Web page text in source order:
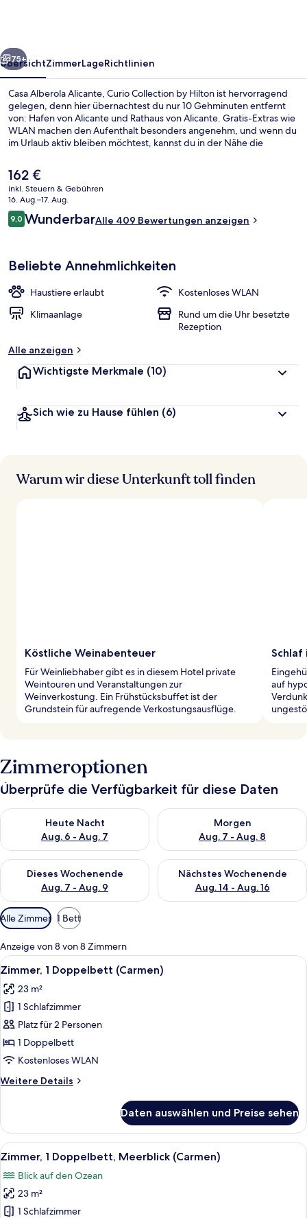
Hilton
Weiter
75+
ÜbersichtZimmerLageRichtlinien
Casa Alberola Alicante, Curio Collection by Hilton ist hervorragend
gelegen, denn hier übernachtest du nur 10 Gehminuten entfernt
von: Hafen von Alicante und Rathaus von Alicante. Gratis-Extras wie
WLAN machen den Aufenthalt besonders angenehm, und wenn du
im Urlaub aktiv bleiben möchtest, kannst du in der Nähe die
nutzen. Dieses Hotel im Art-déco-Stil ist außerdem höchstens 15
Gehminuten entfernt von: Kaufhaus El Corte Inglés und Postiguet-
Strand. Das hilfsbereite Personal und der allgemeine Zustand
erhalten tolle Bewertungen von anderen Reisenden.
Der
aktuelle
Preis
beträgt
162 €.
162 €
inkl. Steuern & Gebühren
16. Aug.–17. Aug.
Bewertungen
9,09,0 von 10.
WunderbarAlle 409 Bewertungen anzeigen
Beliebte Annehmlichkeiten
Haustiere erlaubt
Kostenloses WLAN
Klimaanlage
Rund um die Uhr besetzte
Rezeption
Alle anzeigen
Wichtigste Merkmale (10)
Sich wie zu Hause fühlen (6)
Warum wir diese Unterkunft toll finden
Köstliche Weinabenteuer
Für Weinliebhaber gibt es in diesem Hotel private
Weintouren und Veranstaltungen zur
Weinverkostung. Ein Frühstücksbuffet ist der
Grundstein für aufregende Verkostungsausflüge.
Schlaf
auf
Zimmeroptionen
Überprüfe die Verfügbarkeit für diese Daten
Heute Nacht
Aug. 6 - Aug. 7
Überprüfe die Verfügbarkeit für heute Nacht, Aug. 6 - Aug. 7.
Morgen
Aug. 7 - Aug. 8
Überprüfe die Verfügbarkeit
Dieses Wochenende
Aug. 7 - Aug. 9
Überprüfe die Verfügbarkeit für dieses Wochenende, Aug. 7
Nächstes Wochenende
Aug. 14 - Aug. 16
Überprüfe die Verfügbarkeit
Verfügbare
Filter
für
Zimmer
Alle Zimmer 1 Bett
Anzeige von 8 von 8 Zimmern
Alle
Fotos
für
Zimmer,
1
Doppelbett
(Carmen)
Ein Hotelzimmer mit einem großen
5
Zimmer, 1 Doppelbett (Carmen)
23 m²
1 Schlafzimmer
Platz für 2 Personen
1 Doppelbett
Kostenloses WLAN
Weitere Details
Weitere
1
Doppelbett
(Carmen)
Daten auswählen und Preise sehen
Alle
Fotos
für
Zimmer,
Ein modernes Badezimmer mit
7
Zimmer, 1 Doppelbett, Meerblick (Carmen)
Blick auf den Ozean
23 m²
1 Schlafzimmer